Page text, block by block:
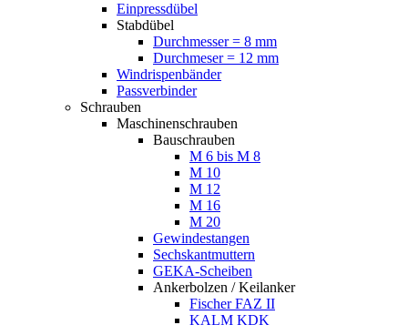
Einpressdübel
Stabdübel
Durchmesser = 8 mm
Durchmeser = 12 mm
Windrispenbänder
Passverbinder
Schrauben
Maschinenschrauben
Bauschrauben
M 6 bis M 8
M 10
M 12
M 16
M 20
Gewindestangen
Sechskantmuttern
GEKA-Scheiben
Ankerbolzen / Keilanker
Fischer FAZ II
KALM KDK